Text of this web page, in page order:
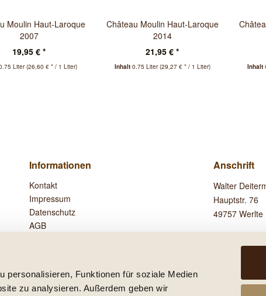
personalisieren, Funktionen für soziale Medien
zu analysieren. Außerdem geben wir
Moulin Haut-Laroque
2007
19,95 € *
Liter(26,60 € * / 1 Liter)
Château Moulin Haut-Laroque
2014
21,95 € *
Inhalt 0.75 Liter(29,27 € * / 1 Liter) Inhalt
Informationen
Kontakt
Impressum
Datenschutz
AGB
Vertrag widerrufen
Anschrift
Walter
Hauptstr. 76
49757 Werlte